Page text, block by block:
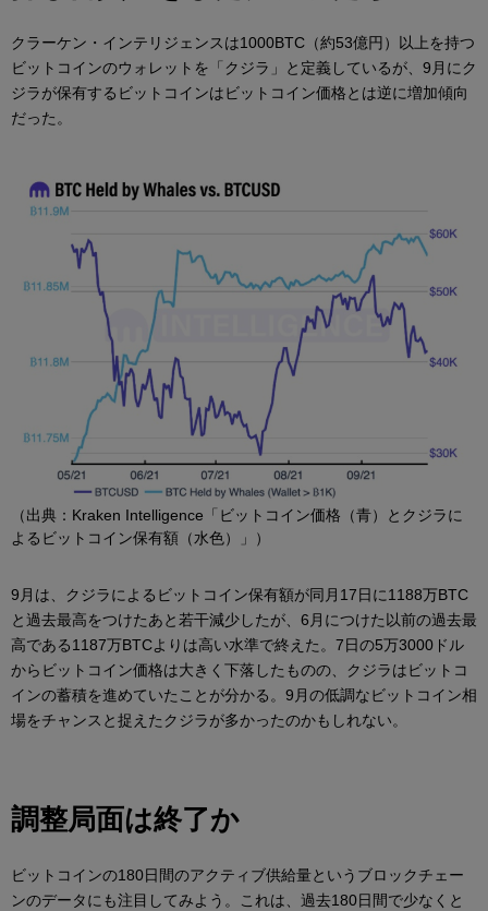
クラーケン・インテリジェンスは1000BTC（約53億円）以上を持つ
ビットコインのウォレットを「クジラ」と定義しているが、9月にク
ジラが保有するビットコインはビットコイン価格とは逆に増加傾向
だった。
（出典：Kraken Intelligence「ビットコイン価格（青）とクジラに
よるビットコイン保有額（水色）」）
9月は、クジラによるビットコイン保有額が同月17日に1188万BTC
と過去最高をつけたあと若干減少したが、6月につけた以前の過去最
高である1187万BTCよりは高い水準で終えた。7日の5万3000ドル
からビットコイン価格は大きく下落したものの、クジラはビットコ
インの蓄積を進めていたことが分かる。9月の低調なビットコイン相
場をチャンスと捉えたクジラが多かったのかもしれない。
調整局面は終了か
ビットコインの180日間のアクティブ供給量というブロックチェー
ンのデータにも注目してみよう。これは、過去180日間で少なくと